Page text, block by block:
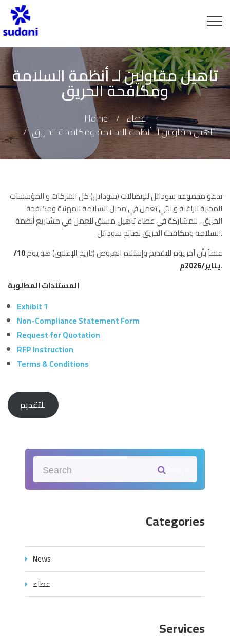
تاهيل مقاولين لـ أنظمة السلامة
ومكافحة الحريق
Home
عطاء
تاهيل مقاولين لـ أنظمة السلامة ومكافحة الحريق
تدعو مجموعة سوداتل للإتصالات (سوداتل) كل اﻟﺷرﻛﺎت و اﻟﻣؤﺳﺳﺎت
اﻟﻣﺣﻠﯾﺔ اﻟراﻏﺑﺔ و اﻟﺗﻲ ﺗﻌﻣل ﻓﻲ مجال السلامة المهنية ومكافحة
الحريق , للمشاركة في عطاء تاهيل مسبق للعمل في مشاريع أنظمة
السلامة ومكافخة الحريق لصالح سوداتل.
علماً بأن آخر يوم للتقديم وإستلام العروض (تاريخ الإغلاق) هو يوم
10/
يناير/2026م.
المستندات المطلوبة
Exhibit 1
Non-Compliance Statement Form
Request for Quotation
RFP Instruction
Terms & Conditions
للتقديم
Categories
News
عطاء
Services